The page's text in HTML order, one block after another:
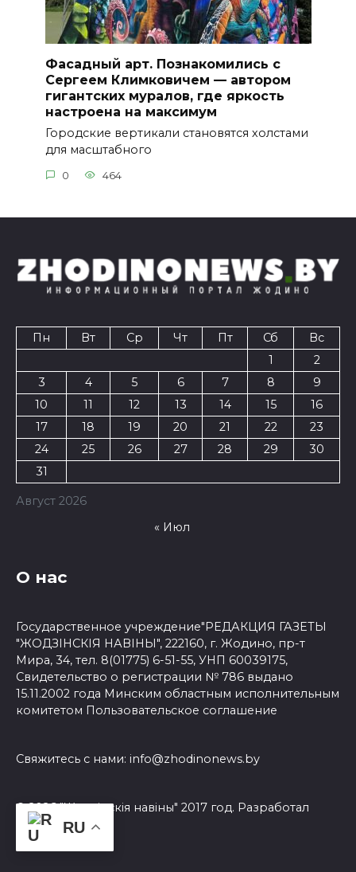
Фасадный арт. Познакомились с
Сергеем Климковичем — автором
гигантских муралов, где яркость
настроена на максимум
Городские вертикали становятся холстами
для масштабного
0 464
Август 2026
Пн Вт Ср Чт Пт Сб
Вс
1
2
3
4 5 6 7 8
9
10
11 12 13 14 15
16
17
18 19 20 21 22
23
24
25 26 27 28 29
30
31
« Июл
О нас
Государственное учреждение"РЕДАКЦИЯ ГАЗЕТЫ
"ЖОДЗІНСКІЯ НАВІНЫ", 222160, г. Жодино, пр-т
Мира, 34, тел. 8(01775) 6-51-55, УНП 60039175,
Свидетельство о регистрации № 786 выдано
15.11.2002 года Минским областным исполнительным
комитетом Пользовательское соглашение
Свяжитесь с нами: info@zhodinonews.by
© 2026 "Жодзiнскiя навiны" 2017 год. Разработал
3Dsite.byRU